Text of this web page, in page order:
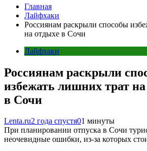
Главная
Лайфхаки
Россиянам раскрыли способы
на отдыхе в Сочи
Лайфхаки
Россиянам раскрыли
избежать лишних трат
в Сочи
Lenta.ru2 года спустя01 минуты
При планировании отпуска в Сочи
неочевидные ошибки, из-за которых